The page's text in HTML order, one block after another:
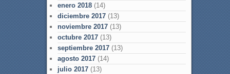
enero 2018(14)
diciembre 2017(13)
noviembre 2017(13)
octubre 2017(13)
septiembre 2017(13)
agosto 2017(14)
julio 2017(13)